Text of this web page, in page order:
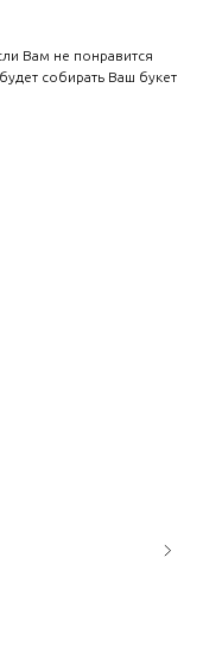
Вам не понравится
собирать Ваш букет